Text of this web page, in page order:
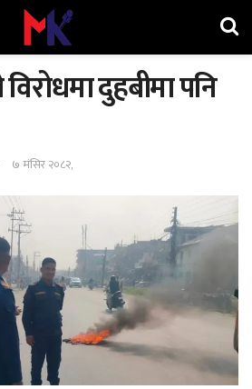
दुहबीमा पनि
७ मंसिर २०८२,